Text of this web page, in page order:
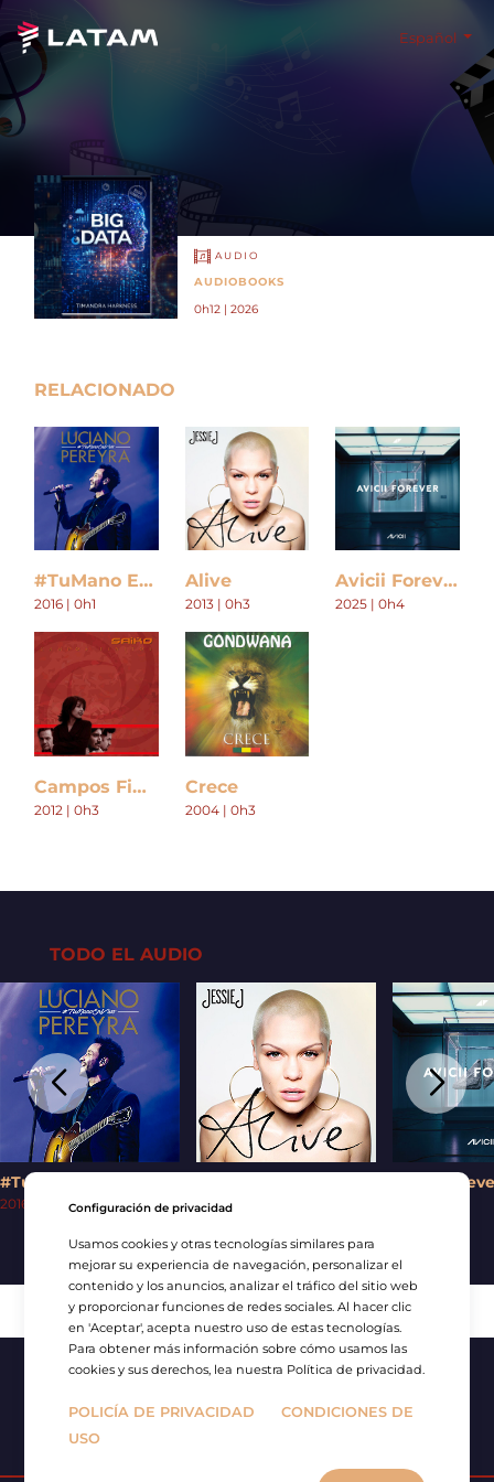
Español
AUDIO
AUDIOBOOKS
0h12 | 2026
RELACIONADO
#TuMano En Vivo
2016 | 0h1
Alive
2013 | 0h3
Avicii Forever
2025 | 0h4
Campos Finitos
2012 | 0h3
Crece
2004 | 0h3
TODO EL AUDIO
#TuMano En Vivo
2016 2013|
Avicii
Configuración de privacidad
Usamos cookies y otras tecnologías similares para
mejorar su experiencia de navegación, personalizar el
contenido y los anuncios, analizar el tráfico del sitio web
y proporcionar funciones de redes sociales. Al hacer clic
en 'Aceptar', acepta nuestro uso de estas tecnologías.
Para obtener más información sobre cómo usamos las
cookies y sus derechos, lea nuestra Política de privacidad.
POLICÍA DE PRIVACIDAD
CONDICIONES DE
USO